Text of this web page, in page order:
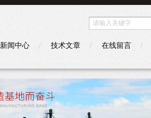
新闻中心 技术文章 在线留言